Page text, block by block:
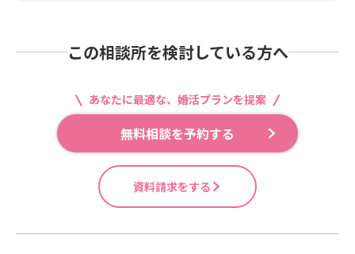
この相談所を検討している方へ
あなたに最適な、婚活プランを提案
無料相談を予約する
資料請求をする